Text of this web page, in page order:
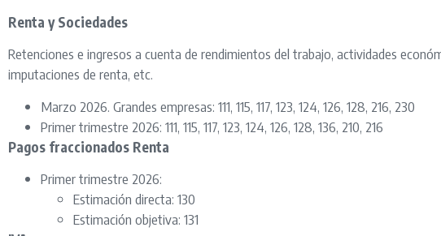
Renta y Sociedades
Retenciones e ingresos a cuenta de rendimientos del trabajo, actividades
imputaciones de renta, etc.
Marzo 2026. Grandes empresas: 111, 115, 117, 123, 124, 126, 128, 216, 230
Primer trimestre 2026: 111, 115, 117, 123, 124, 126, 128, 136, 210, 216
Pagos fraccionados Renta
Primer trimestre 2026:
Estimación directa: 130
Estimación objetiva: 131